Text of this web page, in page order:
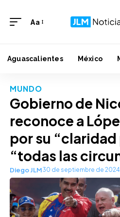
Aa
Aguascalientes México
MUNDO
Gobierno de
reconoce a
por su
“todas las
Diego JLM30 de septiembre de 2024